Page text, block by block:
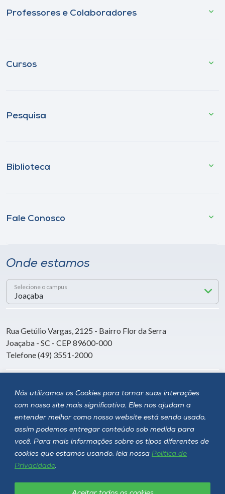
Nós utilizamos os Cookies para tornar suas interações
com nosso site mais significativa. Eles nos ajudam a
entender melhor como nosso website está sendo usado,
assim podemos entregar conteúdo sob medida para
você. Para mais informações sobre os tipos diferentes de
cookies que estamos usando, leia nossa Política de
Privacidade.
Professores e Colaboradores
Cursos
Pesquisa
Biblioteca
Fale Conosco
Onde estamos
Selecione o campus
Rua Getúlio Vargas, 2125 - Bairro Flor da Serra
Joaçaba - SC - CEP 89600-000
Telefone (49) 3551-2000
Siga a Unoesc